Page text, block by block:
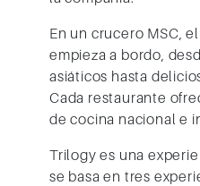
En un crucero MSC,
empieza a bordo,
asiáticos hasta
Cada restaurante
de cocina nacional e
Trilogyes una
se basa en tres